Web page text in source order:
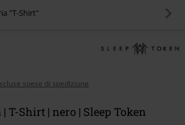
"T-Shirt"
spese di spedizione
T-Shirt | nero | Sleep Token